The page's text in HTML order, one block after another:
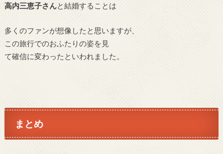
高内三恵子さん と結婚することは
多くのファンが想像したと思いますが、
この旅行でのおふたりの姿を見
て確信に変わったといわれました。
まとめ